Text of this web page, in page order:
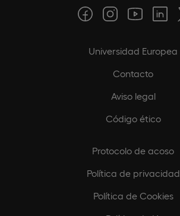
Universidad Europea
Contacto
Aviso legal
Código ético
Protocolo de acoso
Política de privacidad
Política de Cookies